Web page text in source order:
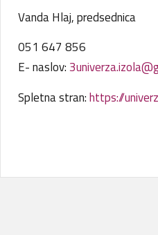
Vanda Hlaj, predsednica
051 647 856
E- naslov:
Spletna stran:https://